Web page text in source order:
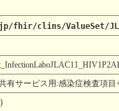
clins/ValueSet/
有サービス用:感染症検査項